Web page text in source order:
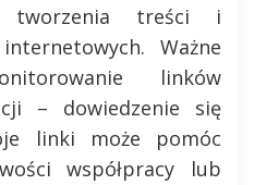
tworzenia treści i
Ważne
linków
– dowiedzenie się
linki może pomóc
współpracy lub